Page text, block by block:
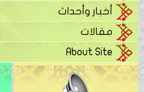
أخبار وأحداث
مقالات
About Site